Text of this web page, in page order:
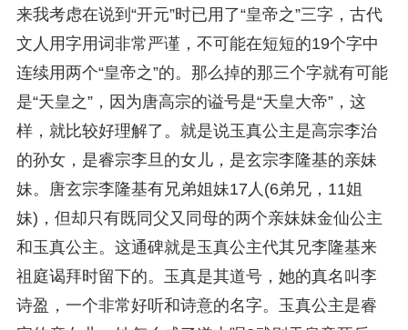
来我考虑在说到“开元”时已用了“皇帝之”三字，古代
文人用字用词非常严谨，不可能在短短的19个字中
连续用两个“皇帝之”的。那么掉的那三个字就有可能
是“天皇之”，因为唐高宗的谥号是“天皇大帝”，这
样，就比较好理解了。就是说玉真公主是高宗李治
的孙女，是睿宗李旦的女儿，是玄宗李隆基的亲妹
妹。唐玄宗李隆基有兄弟姐妹17人(6弟兄，11姐
妹)，但却只有既同父又同母的两个亲妹妹金仙公主
和玉真公主。这通碑就是玉真公主代其兄李隆基来
祖庭谒拜时留下的。玉真是其道号，她的真名叫李
诗盈，一个非常好听和诗意的名字。玉真公主是睿